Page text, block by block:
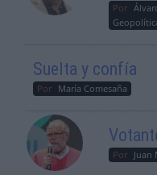
Por
Suelta y confía
Por María Comesaña
Por Juan